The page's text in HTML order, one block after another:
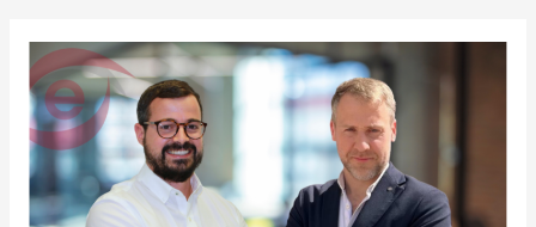
EBROKER
Y
GRUPO
INTERCOR
IMPULSAN
UN
ACUERDO
PARA
FORTALECER
LA
EXCELENCIA
TECNOLÓGICA
E